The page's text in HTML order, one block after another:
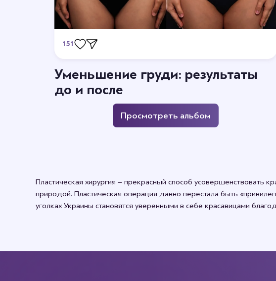
151
Станьте первым кто оставит отзыв.
Уменьшение груди: результаты
до и после
Просмотреть альбом
Пластическая хирургия – прекрасный способ усовершенствовать
природой. Пластическая операция давно перестала быть
уголках Украины становятся уверенными в себе красавицами